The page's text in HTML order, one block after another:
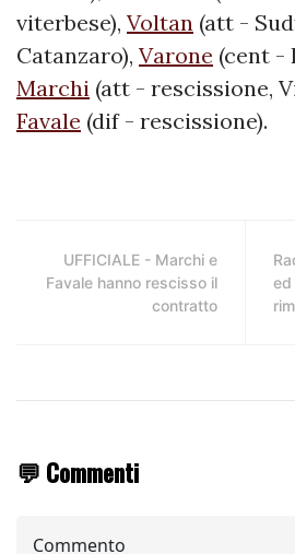
viterbese), Voltan (att -
Catanzaro), Varone (cent -
Marchi (att - rescissione,
Favale (dif - rescissione).
UFFICIALE - Marchi e
Favale hanno rescisso il
contratto
ed
💬 Commenti